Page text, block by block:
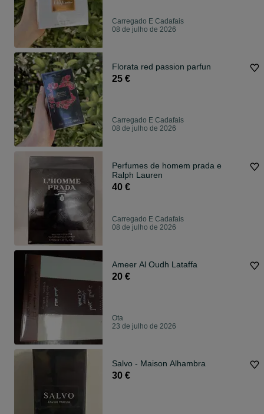
Carregado E Cadafais
08 de julho de 2026
Florata red passion parfun
25 €
Carregado E Cadafais
08 de julho de 2026
Perfumes de homem prada e
Ralph Lauren
40 €
Carregado E Cadafais
08 de julho de 2026
Ameer Al Oudh Lataffa
20 €
Ota
23 de julho de 2026
Salvo - Maison Alhambra
30 €